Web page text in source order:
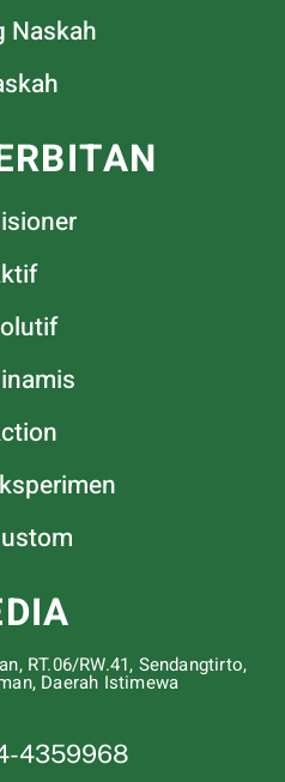
Naskah
RT.06/RW.41, Sendangtirto,
Daerah Istimewa
4359968